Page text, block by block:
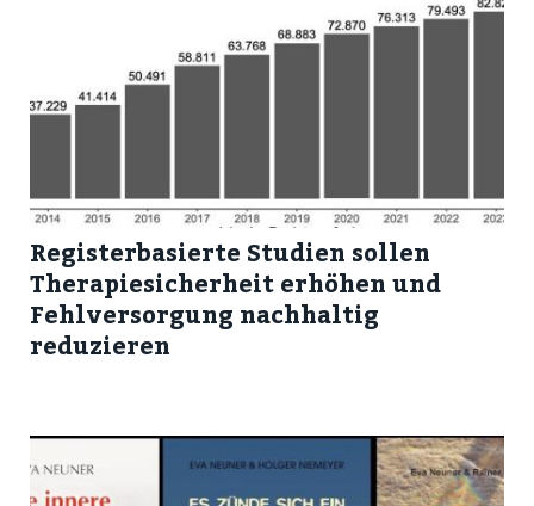
Registerbasierte Studien sollen
Therapiesicherheit erhöhen und
Fehlversorgung nachhaltig
reduzieren